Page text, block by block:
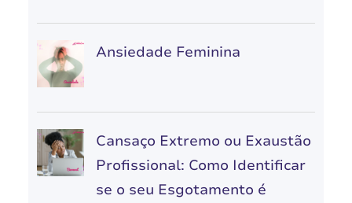
Ansiedade Feminina
Cansaço Extremo ou Exaustão
Profissional: Como Identificar
se o seu Esgotamento é